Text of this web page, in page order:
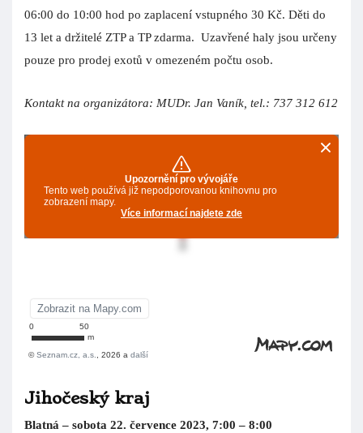
06:00 do 10:00 hod po zaplacení vstupného 30 Kč. Děti do
13 let a držitelé ZTP a TP zdarma. Uzavřené haly jsou určeny
pouze pro prodej exotů v omezeném počtu osob.
Kontakt na organizátora: MUDr. Jan Vaník, tel.: 737 312 612
Jihočeský kraj
Blatná – sobota 22. července 2023, 7:00 – 8:00